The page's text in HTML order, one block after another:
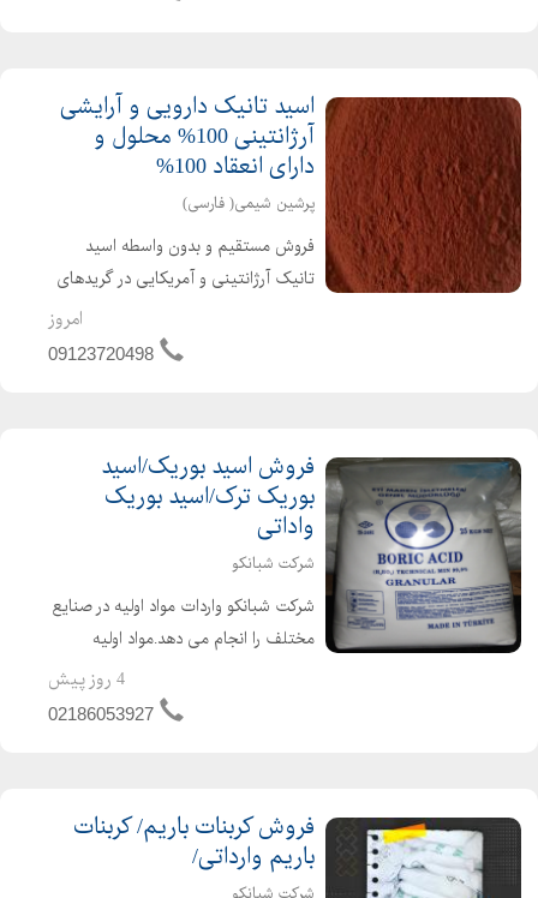
اسید تانیک دارویی و آرایشی
آرژانتینی 100% محلول و
دارای انعقاد 100%
پرشین شیمی( فارسی)
فروش مستقیم و بدون واسطه اسید
تانیک آرژانتینی و آمریکایی در گریدهای
دارویی ، خوراکی، آرایشی و بهداشتی و
صنعتی با بیش از چهار دهه سابقه
امروز
09123720498
فروش اسید بوریک/اسید
بوریک ترک/اسید بوریک
واداتی
شرکت شبانکو
شرکت شبانکو واردات مواد اولیه در صنایع
مختلف را انجام می دهد.مواد اولیه
موجود در صنعت کاشی و سرامیک به
شرح زیر است: اسیدبوریک اتیمدن
4 روز پیش
02186053927
فروش کربنات باریم/ کربنات
باریم وارداتی/